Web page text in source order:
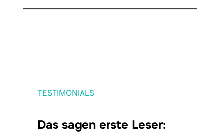
TESTIMONIALS
Das sagen erste Leser: